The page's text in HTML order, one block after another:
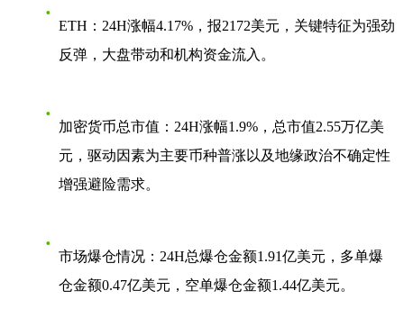
ETH ：24H涨幅4.17%，报2172美元，关键特征为强劲
反弹，大盘带动和机构资金流入。
加密货币总市值 ：24H涨幅1.9%，总市值2.55万亿美
元，驱动因素为主要币种普涨以及地缘政治不确定性
增强避险需求。
市场爆仓情况 ：24H总爆仓金额1.91亿美元，多单爆
仓金额0.47亿美元，空单爆仓金额1.44亿美元。